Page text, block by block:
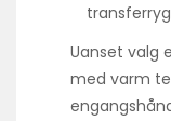
Uanset valg
med varm